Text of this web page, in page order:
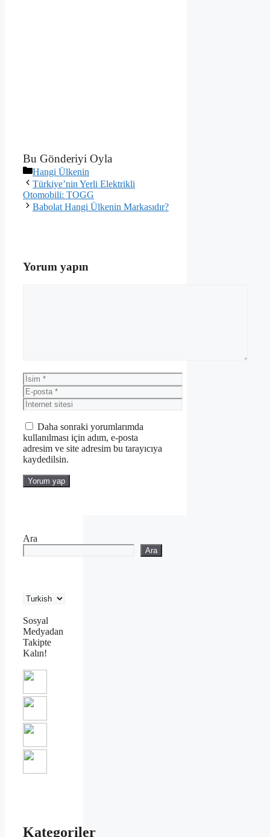
Bu Gönderiyi Oyla
Kategoriler
Hangi Ülkenin
Türkiye’nin Yerli Elektrikli
Otomobili: TOGG
Babolat Hangi Ülkenin Markasıdır?
Yorum yapın
İsim
E-
posta
İnternet
sitesi
Daha sonraki yorumlarımda
kullanılması için adım, e-posta
adresim ve site adresim bu tarayıcıya
kaydedilsin.
Ara
Ara
Sosyal
Medyadan
Takipte
Kalın!
Kategoriler